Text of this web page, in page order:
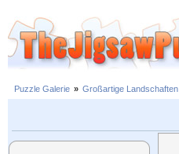
Puzzle Galerie » Großartige Landschaften